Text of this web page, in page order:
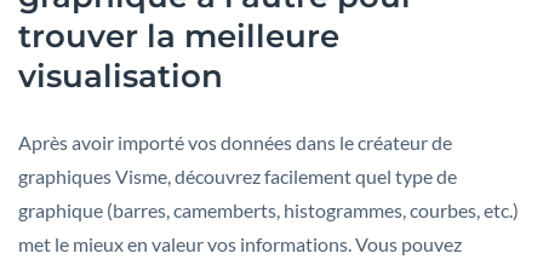
trouver la meilleure
visualisation
Après avoir importé vos données dans le créateur de
graphiques Visme, découvrez facilement quel type de
graphique (barres, camemberts, histogrammes, courbes, etc.)
met le mieux en valeur vos informations. Vous pouvez